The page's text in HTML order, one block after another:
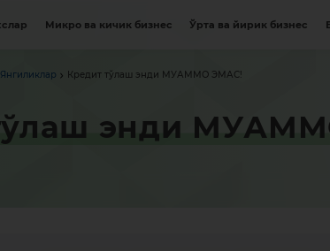
Микро ва кичик бизнес Ўрта ва йирик бизнес
Янгиликлар Кредит тўлаш энди МУАММО ЭМАС!
энди